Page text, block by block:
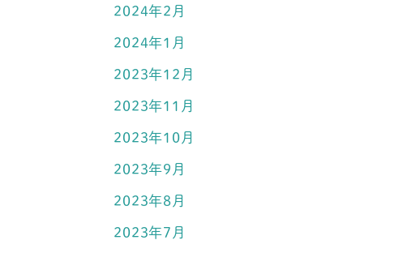
2024年2月
2024年1月
2023年12月
2023年11月
2023年10月
2023年9月
2023年8月
2023年7月